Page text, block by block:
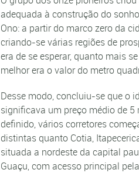
adequada à construção do
Ono: a partir do marco zero da
criando-se várias regiões de
era de se esperar, quanto mais
melhor era o valor do metro
Desse modo, concluiu-se que o
significava um preço médio de
definido, vários corretores
distintas quanto Cotia,
situada a nordeste da capital
Guaçu, com acesso principal